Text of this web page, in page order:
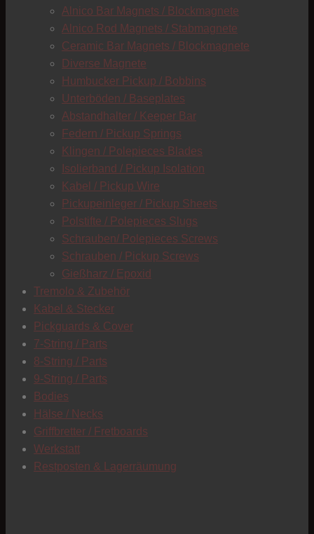
Alnico Bar Magnets / Blockmagnete
Alnico Rod Magnets / Stabmagnete
Ceramic Bar Magnets / Blockmagnete
Diverse Magnete
Humbucker Pickup / Bobbins
Unterböden / Baseplates
Abstandhalter / Keeper Bar
Federn / Pickup Springs
Klingen / Polepieces Blades
Isolierband / Pickup Isolation
Kabel / Pickup Wire
Pickupeinleger / Pickup Sheets
Polstifte / Polepieces Slugs
Schrauben/ Polepieces Screws
Schrauben / Pickup Screws
Gießharz / Epoxid
Tremolo & Zubehör
Kabel & Stecker
Pickguards & Cover
7-String / Parts
8-String / Parts
9-String / Parts
Bodies
Hälse / Necks
Griffbretter / Fretboards
Werkstatt
Restposten & Lagerräumung